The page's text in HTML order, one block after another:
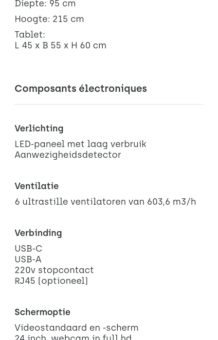
Diepte: 95 cm
Hoogte: 215 cm
Tablet:
L 45 x B 55 x H 60 cm
Composants électroniques
Verlichting
LED-paneel met laag verbruik
Aanwezigheidsdetector
Ventilatie
6 ultrastille ventilatoren van 603,6 m3/h
Verbinding
USB-C
USB-A
220v stopcontact
RJ45 (optioneel)
Schermoptie
Videostandaard en -scherm